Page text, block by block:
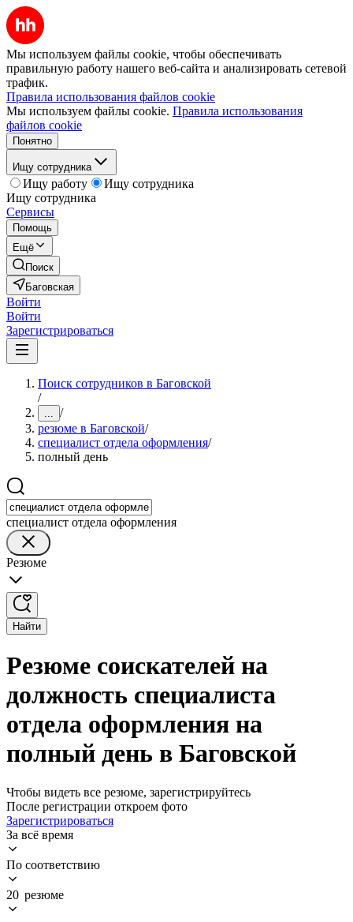
Мы используем файлы cookie, чтобы обеспечивать
правильную работу нашего веб-сайта и анализировать сетевой
трафик.
Правила использования файлов cookie
Мы используем файлы cookie. Правила использования
файлов cookie
Понятно
Ищу сотрудника
Ищу работу
Ищу сотрудника
Ищу сотрудника
Сервисы
Помощь
Ещё
Поиск
Баговская
Войти
Войти
Зарегистрироваться
Поиск сотрудников в Баговской
/
... /
резюме в Баговской/
специалист отдела оформления/
полный день
специалист отдела оформления
Резюме
Найти
Резюме соискателей на
должность специалиста
отдела оформления на
полный день в Баговской
Чтобы видеть все резюме, зарегистрируйтесь
После регистрации откроем фото
Зарегистрироваться
За всё время
По соответствию
20 резюме